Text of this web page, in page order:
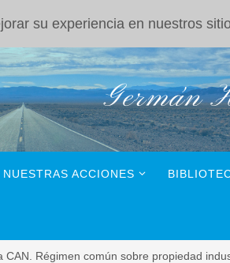
NUESTRAS ACCIONES
CAN. Régimen común sobre propiedad
su experiencia en nuestros